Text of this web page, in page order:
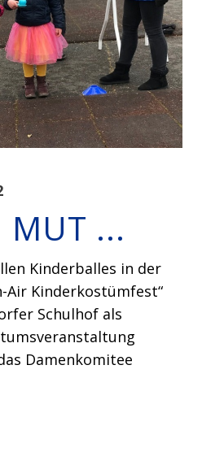
MUT ...
Kinderballes in der
Air Kinderkostümfest“
Schulhof als
Damenkomitee